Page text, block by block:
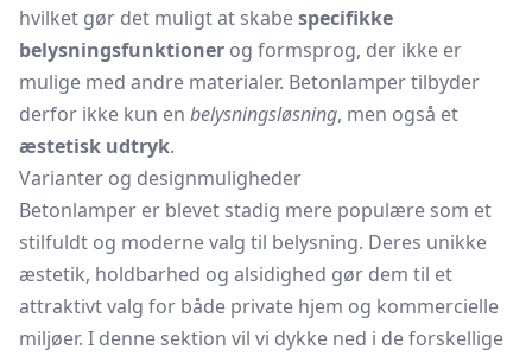
hvilket gør det muligt at skabespecifikke
belysningsfunktioner og formsprog, der ikke er
mulige med andre materialer. Betonlamper tilbyder
derfor ikke kun en belysningsløsning, men også et
æstetisk udtryk.
Varianter og designmuligheder
Betonlamper er blevet stadig mere populære som et
stilfuldt og moderne valg til belysning. Deres unikke
æstetik, holdbarhed og alsidighed gør dem til et
attraktivt valg for både private hjem og kommercielle
miljøer. I denne sektion vil vi dykke ned i de forskellige